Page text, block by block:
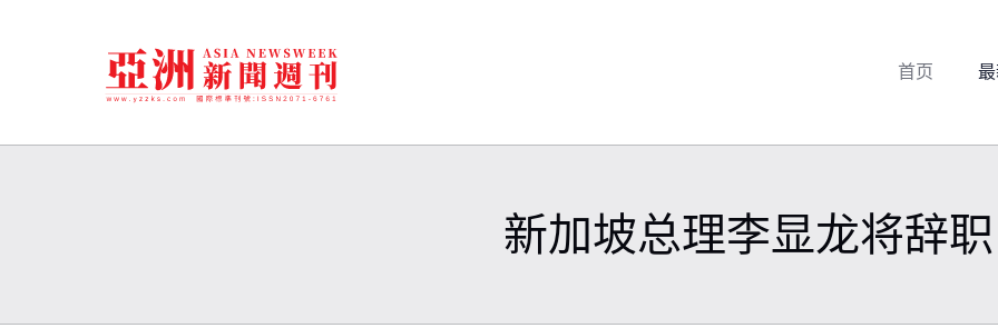
首页
新加坡总理李显龙将辞职